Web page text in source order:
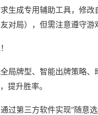
生成专用辅助工具，修
对局），但需注意遵守游
局牌型、智能出牌策略
提升胜率。
过第三方软件实现“随意